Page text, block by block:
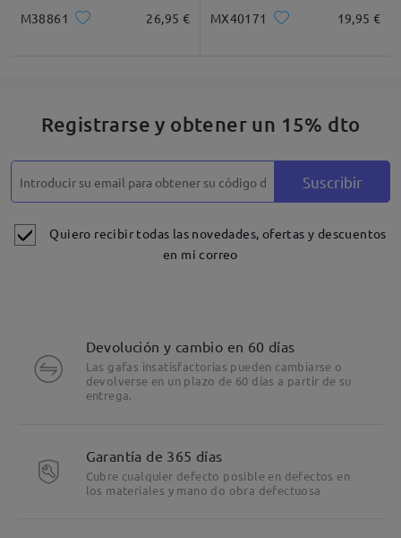
M38861 26,95 € MX40171 19,95 €
Registrarse y obtener un 15% dto
Suscribir
Quiero recibir todas las novedades, ofertas y descuentos
en mi correo
Devolución y cambio en 60 días
Las gafas insatisfactorias pueden cambiarse o
devolverse en un plazo de 60 días a partir de su
entrega.
Garantía de 365 días
Cubre cualquier defecto posible en defectos en
los materiales y mano do obra defectuosa